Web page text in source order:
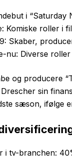
i “Saturday
Komiske roller i
Skaber,
nu: Diverse
og producere
sin
sæson, ifølge
i tv-branchen: